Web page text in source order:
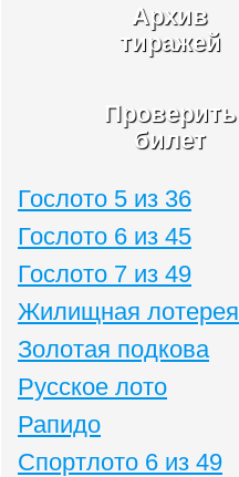
Архив
тиражей
Проверить
билет
Гослото 5 из 36
Гослото 6 из 45
Гослото 7 из 49
Жилищная лотерея
Золотая подкова
Русское лото
Рапидо
Спортлото 6 из 49